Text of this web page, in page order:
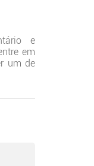
e
em
um de